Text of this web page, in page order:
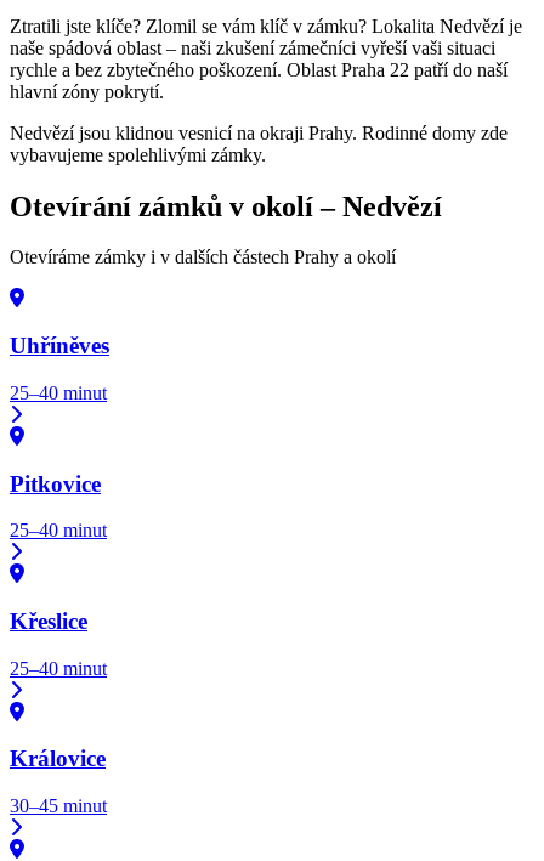
Ztratili jste klíče? Zlomil se vám klíč v zámku? Lokalita Nedvězí je
naše spádová oblast – naši zkušení zámečníci vyřeší vaši situaci
rychle a bez zbytečného poškození. Oblast Praha 22 patří do naší
hlavní zóny pokrytí.
Nedvězí jsou klidnou vesnicí na okraji Prahy. Rodinné domy zde
vybavujeme spolehlivými zámky.
Otevírání zámků v okolí –Nedvězí
Otevíráme zámky i v dalších částech Prahy a okolí
Uhříněves
25–40 minut
Pitkovice
25–40 minut
Křeslice
25–40 minut
Královice
30–45 minut